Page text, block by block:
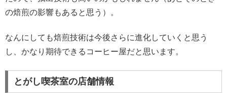
の焙煎の影響もあると思う）。
なんにしても焙煎技術は今後さらに進化していくと思う
し、かなり期待できるコーヒー屋だと思います。
とがし喫茶室の店舗情報